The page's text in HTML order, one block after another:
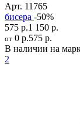
Арт. 11765
бисера -50%
575 р.1 150 р.
от 0 р.575 р.
В наличии на
2